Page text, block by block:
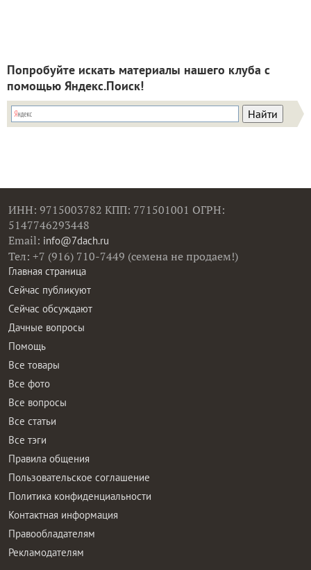
Попробуйте искать материалы нашего клуба с
помощью Яндекс.Поиск!
ИНН: 9715003782 КПП: 771501001 ОГРН:
5147746293448
Email: info@7dach.ru
Тел: +7 (916) 710-7449 (семена не продаем!)
Главная страница
Сейчас публикуют
Сейчас обсуждают
Дачные вопросы
Помощь
Все товары
Все фото
Все вопросы
Все статьи
Все тэги
Правила общения
Пользовательское соглашение
Политика конфиденциальности
Контактная информация
Правообладателям
Рекламодателям